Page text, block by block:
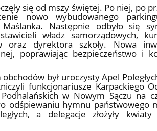
się od mszy świętej. Po niej, po
nowo wybudowanego
Następnie odbyło się
władz samorządowych,
oraz dyrektora szkoły. Nowa
poprawiając bezpieczeństwo i
był uroczysty Apel
funkcjonariusze Karpackiego
w Nowym Sączu na
odśpiewaniu hymnu państwowego
a delegacje złożyły